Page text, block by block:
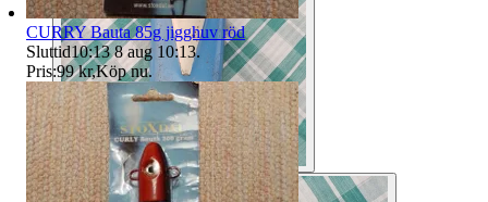
CURRY Bauta 85g jigghuv röd
Sluttid10:13 8 aug 10:13.
Pris:99 kr,Köp nu.